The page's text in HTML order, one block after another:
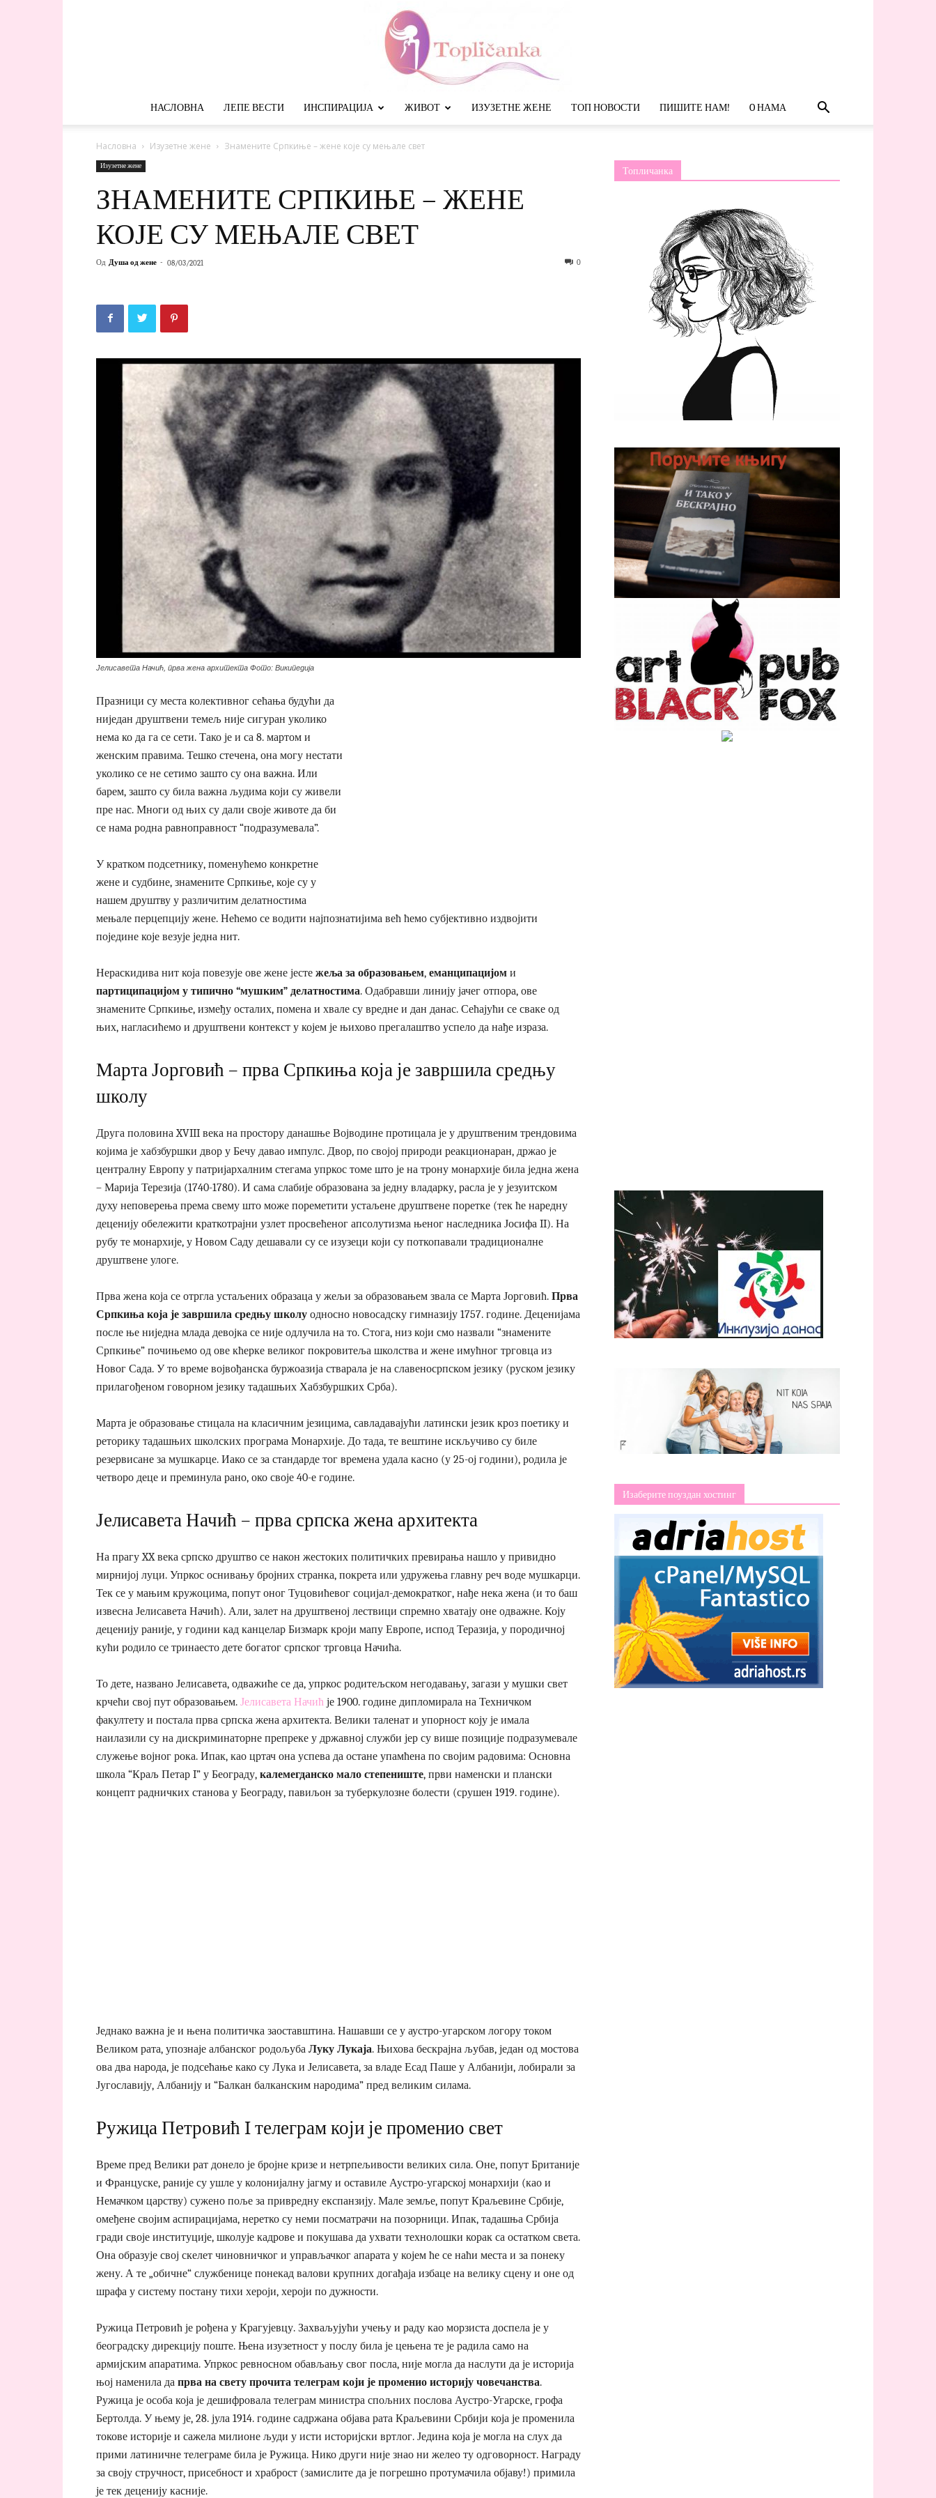
НАСЛОВНА ЛЕПЕ ВЕСТИ ИНСПИРАЦИЈА ЖИВОТ ИЗУЗЕТНЕ ЖЕНЕ ТОП НОВОСТИ ПИШИТЕ НАМ! O НАМА
Насловна Изузетне жене Знамените Српкиње – жене које су мењале свет
Изузетне жене
ЗНАМЕНИТЕ СРПКИЊЕ – ЖЕНЕ
КОЈЕ СУ МЕЊАЛЕ СВЕТ
Од Душа од жене - 08/03/2021 0
Јелисавета Начић, прва жена архитекта Фото: Википедија
Празници су места колективног сећања будући да
ниједан друштвени темељ није сигуран уколико
нема ко да га се сети. Тако је и са 8. мартом и
женским правима. Тешко стечена, она могу нестати
уколико се не сетимо зашто су она важна. Или
барем, зашто су била важна људима који су живели
пре нас. Многи од њих су дали своје животе да би
се нама родна равноправност “подразумевала”.
У кратком подсетнику, поменућемо конкретне
жене и судбине, знамените Српкиње, које су у
нашем друштву у различитим делатностима
мењале перцепцију жене. Нећемо се водити најпознатијима већ ћемо субјективно издвојити
поједине које везује једна нит.
Нераскидива нит која повезује ове жене јесте жеља за образовањем, еманципацијом и
партиципацијом у типично “мушким” делатностима. Одабравши линију јачег отпора, ове
знамените Српкиње, између осталих, помена и хвале су вредне и дан данас. Сећајући се сваке од
њих, нагласићемо и друштвени контекст у којем је њихово прегалаштво успело да нађе израза.
Марта Јорговић – прва Српкиња која је завршила средњу
школу
Друга половина XVIII века на простору данашње Војводине протицала је у друштвеним трендовима
којима је хабзбуршки двор у Бечу давао импулс. Двор, по својој природи реакционаран, држао је
централну Европу у патријархалним стегама упркос томе што је на трону монархије била једна жена
– Марија Терезија (1740-1780). И сама слабије образована за једну владарку, расла је у језуитском
духу неповерења према свему што може пореметити устаљене друштвене поретке (тек ће наредну
деценију обележити краткотрајни узлет просвећеног апсолутизма њеног наследника Јосифа II). На
рубу те монархије, у Новом Саду дешавали су се изузеци који су поткопавали традиционалне
друштвене улоге.
Прва жена која се отргла устаљених образаца у жељи за образовањем звала се Марта Јорговић. Прва
Српкиња која је завршила средњу школу односно новосадску гимназију 1757. године. Деценијама
после ње ниједна млада девојка се није одлучила на то. Стога, низ који смо назвали “знамените
Српкиње” почињемо од ове кћерке великог покровитеља школства и жене имућног трговца из
Новог Сада. У то време војвођанска буржоазија стварала је на славеносрпском језику (руском језику
прилагођеном говорном језику тадашњих Хабзбуршких Срба).
Марта је образовање стицала на класичним језицима, савладавајући латински језик кроз поетику и
реторику тадашњих школских програма Монархије. До тада, те вештине искључиво су биле
резервисане за мушкарце. Иако се за стандарде тог времена удала касно (у 25-ој години), родила је
четворо деце и преминула рано, око своје 40-е године.
Јелисавета Начић – прва српска жена архитекта
На прагу XX века српско друштво се након жестоких политичких превирања нашло у привидно
мирнијој луци. Упркос оснивању бројних странка, покрета или удружења главну реч воде мушкарци.
Тек се у мањим кружоцима, попут оног Туцовићевог социјал-демократког, нађе нека жена (и то баш
извесна Јелисавета Начић). Али, залет на друштвеној лествици спремно хватају оне одважне. Коју
деценију раније, у години кад канцелар Бизмарк кроји мапу Европе, испод Теразија, у породичној
кући родило се тринаесто дете богатог српског трговца Начића.
То дете, названо Јелисавета, одважиће се да, упркос родитељском негодавању, загази у мушки свет
крчећи свој пут образовањем. Јелисавета Начић је 1900. године дипломирала на Техничком
факултету и постала прва српска жена архитекта. Велики таленат и упорност коју је имала
наилазили су на дискриминаторне препреке у државној служби јер су више позиције подразумевале
служење војног рока. Ипак, као цртач она успева да остане упамћена по својим радовима: Основна
школа “Краљ Петар I” у Београду, калемегданско мало степениште, први наменски и плански
концепт радничких станова у Београду, павиљон за туберкулозне болести (срушен 1919. године).
Једнако важна је и њена политичка заоставштина. Нашавши се у аустро-угарском логору током
Великом рата, упознаје албанског родољуба Луку Лукаја. Њихова бескрајна љубав, један од мостова
ова два народа, је подсећање како су Лука и Јелисавета, за владе Есад Паше у Албанији, лобирали за
Југославију, Албанију и “Балкан балканским народима” пред великим силама.
Ружица Петровић I телеграм који је променио свет
Време пред Велики рат донело је бројне кризе и нетрпељивости великих сила. Оне, попут Британије
и Француске, раније су ушле у колонијалну јагму и оставиле Аустро-угарској монархији (као и
Немачком царству) сужено поље за привредну експанзију. Мале земље, попут Краљевине Србије,
омеђене својим аспирацијама, неретко су неми посматрачи на позорници. Ипак, тадашња Србија
гради своје институције, школује кадрове и покушава да ухвати технолошки корак са остатком света.
Она образује свој скелет чиновничког и управљачког апарата у којем ће се наћи места и за понеку
жену. А те „обичне“ службенице понекад валови крупних догађаја избаце на велику сцену и оне од
шрафа у систему постану тихи хероји, хероји по дужности.
Ружица Петровић је рођена у Крагујевцу. Захваљујући учењу и раду као морзиста доспела је у
београдску дирекцију поште. Њена изузетност у послу била је цењена те је радила само на
армијским апаратима. Упркос ревносном обављању свог посла, није могла да наслути да је историја
њој наменила да прва на свету прочита телеграм који је променио историју човечанства.
Ружица је особа која је дешифровала телеграм министра спољних послова Аустро-Угарске, грофа
Бертолда. У њему је, 28. јула 1914. године садржана објава рата Краљевини Србији која је променила
токове историје и сажела милионе људи у исти историјски вртлог. Једина која је могла на слух да
прими латиничне телеграме била је Ружица. Нико други није знао ни желео ту одговорност. Награду
за своју стручност, присебност и храброст (замислите да је погрешно протумачила објаву!) примила
је тек деценију касније.
Топличанка
Изаберите поуздан хостинг